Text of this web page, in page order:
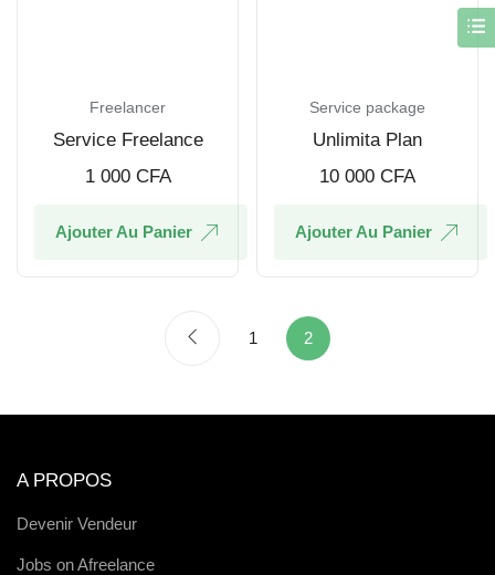
Freelancer
Service Freelance
1 000 CFA
Ajouter Au Panier
Service package
Unlimita Plan
10 000 CFA
Ajouter Au Panier
1 2
A PROPOS
Devenir Vendeur
Jobs on Afreelance